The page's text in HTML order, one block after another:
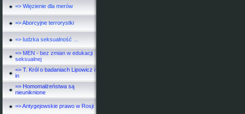
=> Więzienie dla merów
=> Aborcyjne terrorystki
=> ludzka seksualność ...
=> MEN - bez zmian w edukacji
seksualnej
=> T. Król o badaniach Lipowicz i
in
=> Homomałżeństwa są
nieuniknione
=> Antygejowskie prawo w Rosji